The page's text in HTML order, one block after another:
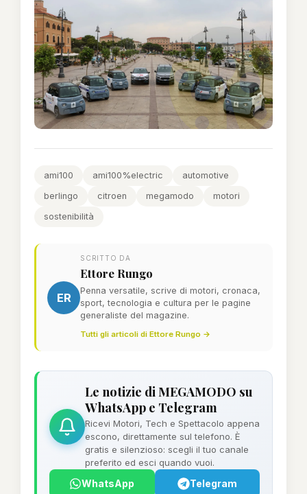
ami100 ami100%electric
automotive
berlingo
citroen megamodo
motori
sostenibilità
ER
SCRITTO DA
Ettore Rungo
Penna versatile, scrive di motori, cronaca,
sport, tecnologia e cultura per le pagine
generaliste del magazine.
Tutti gli articoli di Ettore Rungo →
Le notizie di MEGAMODO su
WhatsApp e Telegram
Ricevi Motori, Tech e Spettacolo appena
escono, direttamente sul telefono. È
gratis e silenzioso: scegli il tuo canale
preferito ed esci quando vuoi.
WhatsApp Telegram